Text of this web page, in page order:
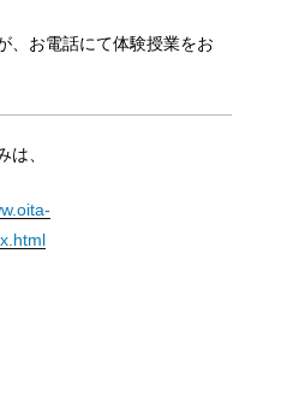
、お電話にて体験授業をお
は、